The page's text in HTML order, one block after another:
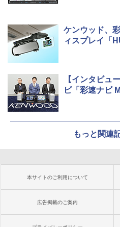
ケンウッド、
ィスプレイ「
【インタビュ
ビ「彩速ナビ
もっと関連
本サイトのご利用について
広告掲載のご案内